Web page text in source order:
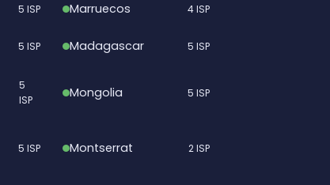
5 ISP Marruecos 4 ISP
5 ISP Madagascar 5 ISP
5
ISP
Mongolia 5 ISP
5 ISP Montserrat 2 ISP